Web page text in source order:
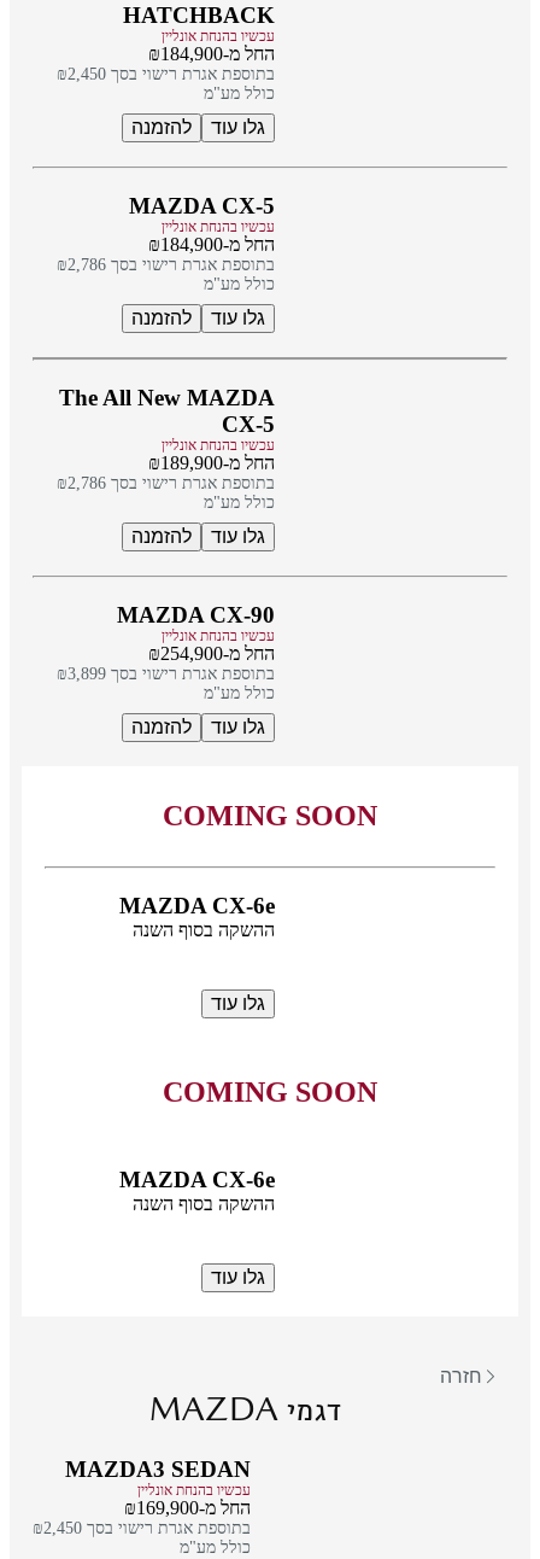
HATCHBACK
עכשיו בהנחת אונליין
החל מ-₪184,900
בתוספת אגרת רישוי בסך ₪2,450
כולל מע"מ
גלו עוד להזמנה
MAZDA CX-5
עכשיו בהנחת אונליין
החל מ-₪184,900
בתוספת אגרת רישוי בסך ₪2,786
כולל מע"מ
גלו עוד להזמנה
The All New MAZDA
CX-5
עכשיו בהנחת אונליין
החל מ-₪189,900
בתוספת אגרת רישוי בסך ₪2,786
כולל מע"מ
גלו עוד להזמנה
MAZDA CX-90
עכשיו בהנחת אונליין
החל מ-₪254,900
בתוספת אגרת רישוי בסך ₪3,899
כולל מע"מ
גלו עוד להזמנה
COMING SOON
MAZDA CX-6e
ההשקה בסוף השנה
גלו עוד
COMING SOON
MAZDA CX-6e
ההשקה בסוף השנה
גלו עוד
חזרה
דגמיMAZDA
MAZDA3 SEDAN
עכשיו בהנחת אונליין
החל מ-₪169,900
בתוספת אגרת רישוי בסך ₪2,450
כולל מע"מ